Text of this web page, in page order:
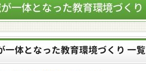
一体となった教育環境づくり
一体となった教育環境づくり 一覧